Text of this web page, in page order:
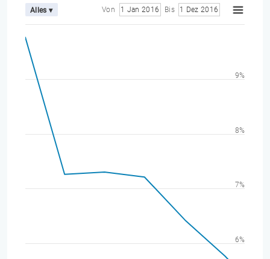
Alles ▾ Von 1 Jan 2016 Bis 1 Dez 2016
6%
7%
8%
9%